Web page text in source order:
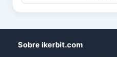
Sobre ikerbit.com